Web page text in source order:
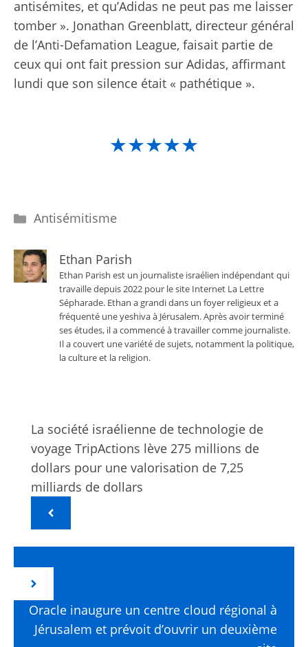
antisémites, et qu’Adidas ne peut pas me laisser
tomber ». Jonathan Greenblatt, directeur général
de l’Anti-Defamation League, faisait partie de
ceux qui ont fait pression sur Adidas, affirmant
lundi que son silence était « pathétique ».
★★★★★
Catégories
Antisémitisme
Ethan Parish
Ethan Parish est un journaliste israélien indépendant qui
travaille depuis 2022 pour le site Internet La Lettre
Sépharade. Ethan a grandi dans un foyer religieux et a
fréquenté une yeshiva à Jérusalem. Après avoir terminé
ses études, il a commencé à travailler comme journaliste.
Il a couvert une variété de sujets, notamment la politique,
la culture et la religion.
La société israélienne de technologie de
voyage TripActions lève 275 millions de
dollars pour une valorisation de 7,25
milliards de dollars
Oracle inaugure un centre cloud régional à
Jérusalem et prévoit d’ouvrir un deuxième